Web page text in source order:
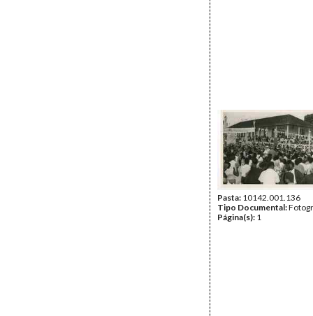
Pasta: 10142.001.136
Tipo Documental:
Página(s): 1